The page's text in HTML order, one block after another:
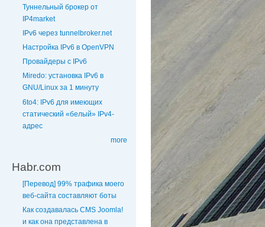
Туннельный брокер от
IP4market
IPv6 через tunnelbroker.net
Настройка IPv6 в OpenVPN
Провайдеры с IPv6
Miredo: установка IPv6 в
GNU/Linux за 1 минуту
6to4: IPv6 для имеющих
статический «белый» IPv4-
адрес
more
Habr.com
[Перевод] 99% трафика моего
веб‑сайта составляют боты
Как создавалась CMS Joomla!
и как она представлена в